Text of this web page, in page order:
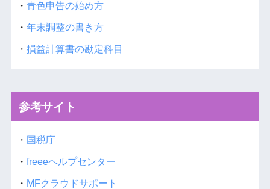
・ 青色申告の始め方
・ 年末調整の書き方
・ 損益計算書の勘定科目
参考サイト
・ 国税庁
・ freeeヘルプセンター
・ MFクラウドサポート